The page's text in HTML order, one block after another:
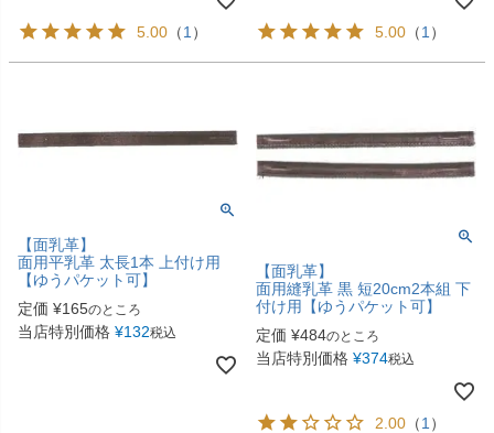
5.00 （1） 5.00 （1）
【面乳革】
面用平乳革 太長1本 上付け用
【ゆうパケット可】
定価 ¥165のところ
当店特別価格 ¥132税込
【面乳革】
面用縫乳革 黒 短20cm2本組 下
付け用【ゆうパケット可】
定価 ¥484のところ
当店特別価格 ¥374税込
2.00 （1 ）